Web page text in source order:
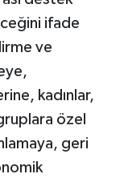
ifade
ve
kadınlar,
özel
geri